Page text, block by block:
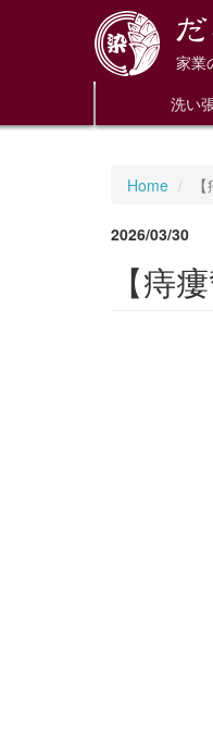
家業
洗い
Home
2026/03/30
【痔